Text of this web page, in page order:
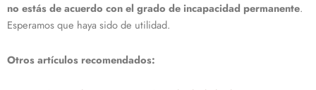
no estás de acuerdo con el grado de incapacidad permanente.
Esperamos que haya sido de utilidad.
Otros artículos recomendados: